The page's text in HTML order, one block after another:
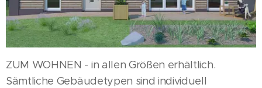
ZUM WOHNEN - in allen Größen erhältlich.
Sämtliche Gebäudetypen sind individuell